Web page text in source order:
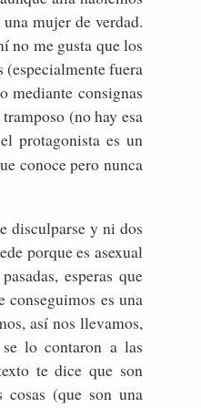
mujer de verdad.
no me gusta que los
(especialmente fuera
mediante consignas
(no hay esa
protagonista es un
conoce pero nunca
disculparse y ni dos
porque es asexual
esperas que
es una
así nos llevamos,
lo contaron a las
te dice que son
cosas (que son una